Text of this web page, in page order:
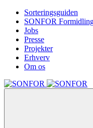
Sorteringsguiden
SONFOR
Jobs
Presse
Projekter
Erhverv
Om os